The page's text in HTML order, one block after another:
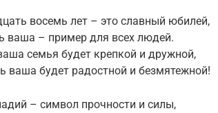
восемь лет – это славный юбилей,
ваша – пример для всех людей.
семья будет крепкой и дружной,
ваша будет радостной и безмятежной!
– символ прочности и силы,